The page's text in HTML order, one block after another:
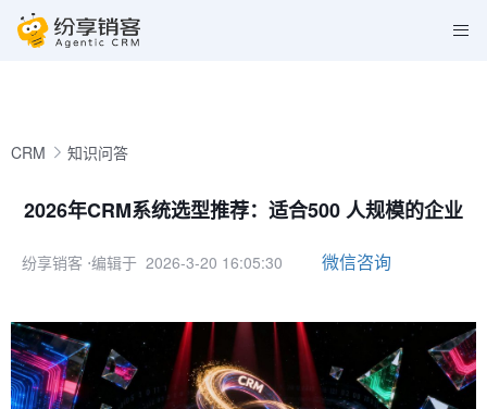
CRM 知识问答
2026年CRM系统选型推荐：适合500 人规模的企业
纷享销客 ⋅编辑于 2026-3-20 16:05:30 微信咨询